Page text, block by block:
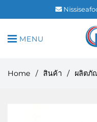
MENU
Home / สินค้า / ผลิตภั